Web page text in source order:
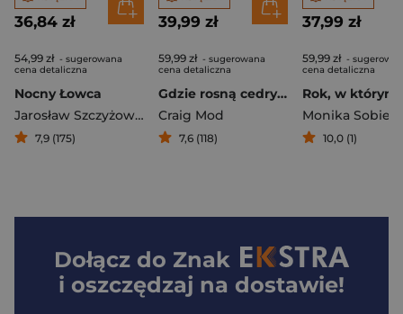
36,84 zł
54,99 zł - sugerowana
cena detaliczna
Nocny Łowca
Jarosław Szczyżowski
7,9 (175)
39,99 zł
59,99 zł - sugerowana
cena detaliczna
Gdzie rosną cedry. Zapiski z wędrówki przez Japonię
Craig Mod
7,6 (118)
37,99 zł
59,99 zł -
cena detaliczna
10,0 (1)
Dołącz do Znak
i oszczędzaj na dostawie!